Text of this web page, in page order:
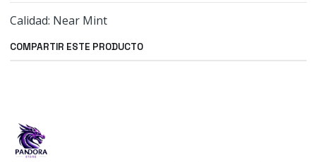
Calidad: Near Mint
COMPARTIR ESTE PRODUCTO